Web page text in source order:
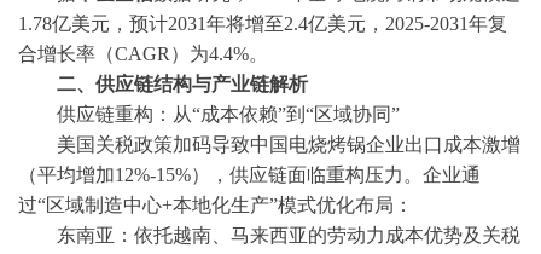
1.78亿美元，预计2031年将增至2.4亿美元，2025-2031年复
合增长率（CAGR）为4.4%。
二、供应链结构与产业链解析
供应链重构：从“成本依赖”到“区域协同”
美国关税政策加码导致中国电烧烤锅企业出口成本激增
（平均增加12%-15%），供应链面临重构压力。企业通
过“区域制造中心+本地化生产”模式优化布局：
东南亚：依托越南、马来西亚的劳动力成本优势及关税